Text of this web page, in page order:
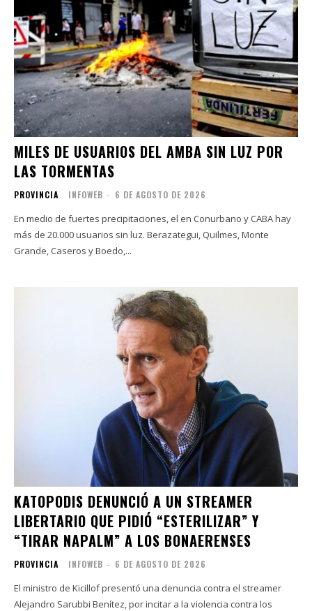
MILES DE USUARIOS DEL AMBA SIN LUZ POR
LAS TORMENTAS
PROVINCIA INFOWEB - 6 DE AGOSTO DE 2026
En medio de fuertes precipitaciones, el en Conurbano y CABA hay
más de 20.000 usuarios sin luz. Berazategui, Quilmes, Monte
Grande, Caseros y Boedo,...
KATOPODIS DENUNCIÓ A UN STREAMER
LIBERTARIO QUE PIDIÓ “ESTERILIZAR” Y
“TIRAR NAPALM” A LOS BONAERENSES
PROVINCIA INFOWEB - 6 DE AGOSTO DE 2026
El ministro de Kicillof presentó una denuncia contra el streamer
Alejandro Sarubbi Benítez, por incitar a la violencia contra los